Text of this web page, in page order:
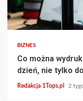
3 min read
BIZNES
Co można
dzień, nie tylko
Redakcja 1Tops.pl 2